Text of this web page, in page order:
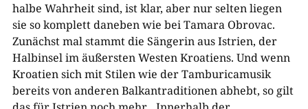
halbe Wahrheit sind, ist klar, aber nur selten liegen
sie so komplett daneben wie bei Tamara Obrovac.
Zunächst mal stammt die Sängerin aus Istrien, der
Halbinsel im äußersten Westen Kroatiens. Und wenn
Kroatien sich mit Stilen wie der Tamburicamusik
bereits von anderen Balkantraditionen abhebt, so gilt